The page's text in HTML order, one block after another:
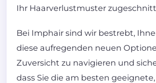
Ihr Haarverlustmuster
Bei Imphair sind wir bestrebt,
diese aufregenden neuen
Zuversicht zu navigieren und
dass Sie die am besten